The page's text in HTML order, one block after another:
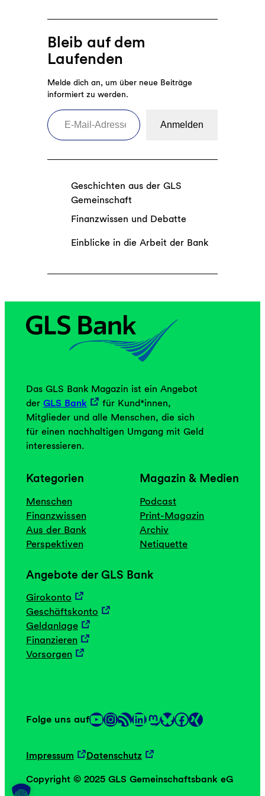
n
e
n
r
a
s
K
u
h
m
c
h
m
i
n
a
W
n
n
,
g
m
i
s
m
e
s
c
h
e
Bleib auf dem
Laufenden
Melde dich an, um über neue Beiträge
informiert zu werden.
E-Mail-Adresse eingeben
Anmelden
Geschichten aus der GLS
Gemeinschaft
Finanzwissen und Debatte
Einblicke in die Arbeit der Bank
Das GLS Bank Magazin ist ein Angebot
der GLS Bank
für Kund*innen,
Mitglieder und alle Menschen, die sich
für einen nachhaltigen Umgang mit Geld
interessieren.
Kategorien
Menschen
Finanzwissen
Aus der Bank
Perspektiven
Magazin & Medien
Podcast
Print-Magazin
Archiv
Netiquette
Angebote der GLS Bank
Girokonto
Geschäftskonto
Geldanlage
Finanzieren
Vorsorgen
Folge uns aufYouTube InstagramRSS-Feed LinkedIn Mastodon Link Facebook Link
Impressum Datenschutz
Copyright © 2025 GLS Gemeinschaftsbank eG